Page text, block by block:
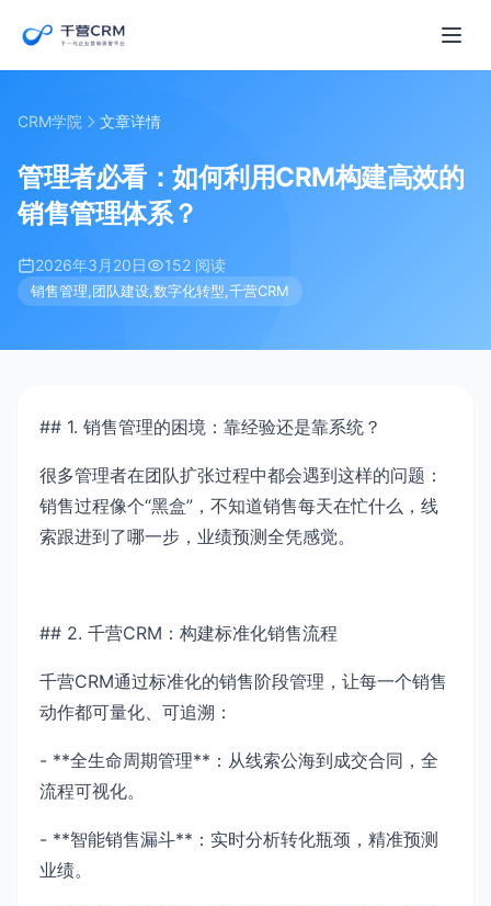
CRM学院 文章详情
管理者必看：如何利用CRM构建高效的
销售管理体系？
2026年3月20日 152 阅读
销售管理,团队建设,数字化转型,千营CRM
## 1. 销售管理的困境：靠经验还是靠系统？
很多管理者在团队扩张过程中都会遇到这样的问题：
销售过程像个“黑盒”，不知道销售每天在忙什么，线
索跟进到了哪一步，业绩预测全凭感觉。
## 2. 千营CRM：构建标准化销售流程
千营CRM通过标准化的销售阶段管理，让每一个销售
动作都可量化、可追溯：
- **全生命周期管理**：从线索公海到成交合同，全
流程可视化。
- **智能销售漏斗**：实时分析转化瓶颈，精准预测
业绩。